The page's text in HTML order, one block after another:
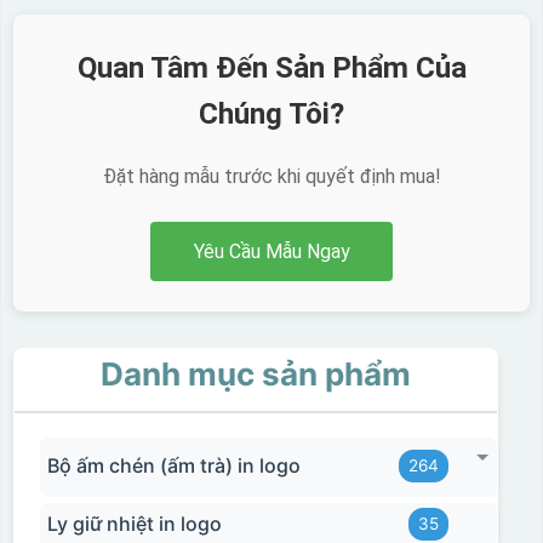
Ưu, nhược điểm của in Decal trượt nước
Ưu điểm
Nhược điểm
Độ bám dính lên bề
mặt vật liệu rất tốt,
gian
Không thể tẩy xoá
Quan Tâm Đến Sản Phẩm Của
Chúng Tôi?
Đặt hàng mẫu trước khi quyết định mua!
Yêu Cầu Mẫu Ngay
Danh mục sản phẩm
Bộ ấm chén (ấm trà) in logo 264
Ly giữ nhiệt in logo 35